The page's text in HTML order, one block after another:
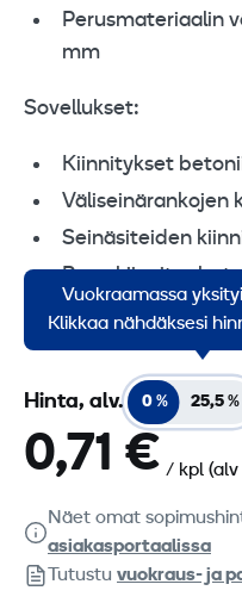
Perusmateriaalin
mm
Sovellukset:
Kiinnitykset
Väliseinärankojen
Seinäsiteiden
Puun kiinnitys
Muottitöiden ja
Vuokraamassa
Klikkaa nähdäksesi
Hinta, alv. 0 % 25,5 %
0,71 € / kpl (alv
Näet omat
asiakasportaalissa
Tutustu vuokraus- ja